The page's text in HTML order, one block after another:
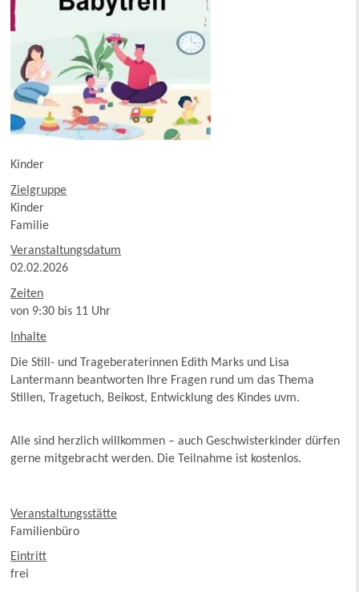
Kinder
Zielgruppe
Kinder
Familie
Veranstaltungsdatum
02.02.2026
Zeiten
von 9:30 bis 11 Uhr
Inhalte
Die Still- und Trageberaterinnen Edith Marks und Lisa
Lantermann beantworten Ihre Fragen rund um das Thema
Stillen, Tragetuch, Beikost, Entwicklung des Kindes uvm.
Alle sind herzlich willkommen – auch Geschwisterkinder dürfen
gerne mitgebracht werden. Die Teilnahme ist kostenlos.
Veranstaltungsstätte
Familienbüro
Eintritt
frei